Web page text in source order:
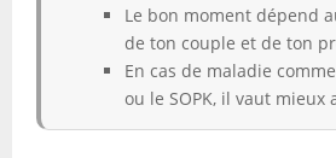
Le bon moment dépend
de ton couple et de ton
En cas de maladie
ou le SOPK, il vaut mieux